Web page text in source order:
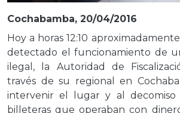
Cochabamba, 20/04/2016
Hoy a horas 12:10
detectado el funcionamiento de
ilegal, la Autoridad de
través de su regional en
intervenir el lugar y al decomiso
billeteras que operaban con